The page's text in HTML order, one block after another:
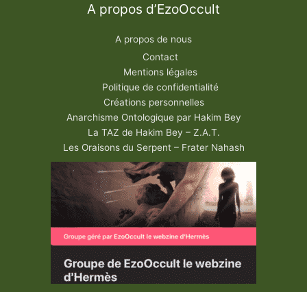
A propos d’EzoOccult
A propos de nous
Contact
Mentions légales
Politique de confidentialité
Créations personnelles
Anarchisme Ontologique par Hakim Bey
La TAZ de Hakim Bey – Z.A.T.
Les Oraisons du Serpent – Frater Nahash